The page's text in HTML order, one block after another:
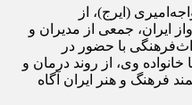
(ایرج)، از
ایران، جمعی از مدیران و
با حضور در
وی، از روند درمان و
فرهنگ و هنر ایران آگاه